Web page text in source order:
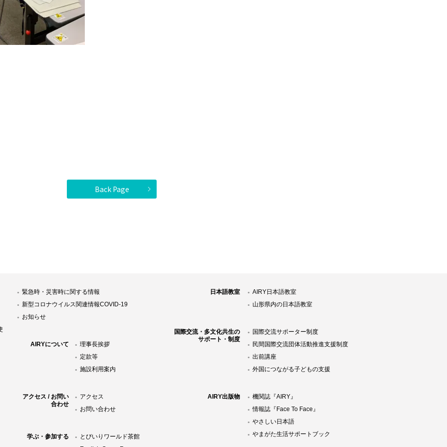
Back Page
緊急時・災害時に関する情報
新型コロナウイルス関連情報COVID-19
お知らせ
AIRYについて
理事長挨拶
定款等
施設利用案内
アクセス / お問い
合わせ
アクセス
お問い合わせ
学ぶ・参加する
とびいりワールド茶館
日本語教室
AIRY日本語教室
山形県内の日本語教室
国際交流・多文化共生の
サポート・制度
国際交流サポーター制度
民間国際交流団体活動推進支援制度
出前講座
外国につながる子どもの支援
AIRY出版物
機関誌『AIRY』
情報誌『Face To Face』
やさしい日本語
やまがた生活サポートブック